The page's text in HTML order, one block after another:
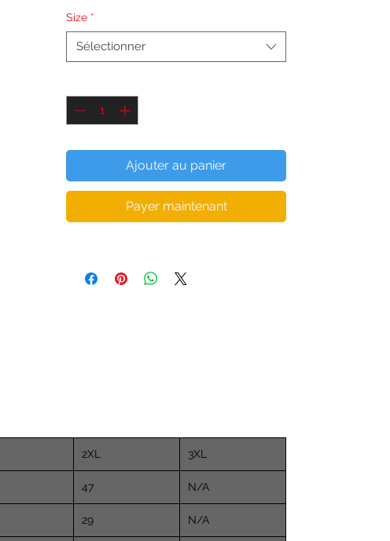
coupe décontractée, parfait pour sortir ou
les cours de danse.
• Poids du tissu: 8,85 oz / yd² (300 g / m²)
• Face en tissu doux au toucher coton
• Capuche doublée avec design des deux
• Coutures overlock
• Livré avec des cordons de serrage
Size *
Sélectionner
Ajouter au panier
Payer maintenant
2XL 3XL
47 N/A
29 N/A